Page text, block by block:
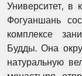
Университет, в
Фогуаншань
комплексе
Будды. Она
натуральную